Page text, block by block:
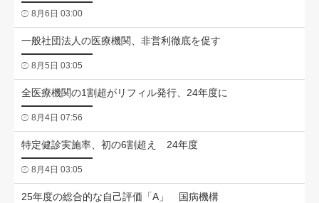
8月6日 03:00
一般社団法人の医療機関、非営利徹底を促す
8月5日 03:05
全医療機関の1割超がリフィル発行、24年度に
8月4日 07:56
特定健診実施率、初の6割超え 24年度
8月4日 03:05
25年度の総合的な自己評価「A」 国病機構